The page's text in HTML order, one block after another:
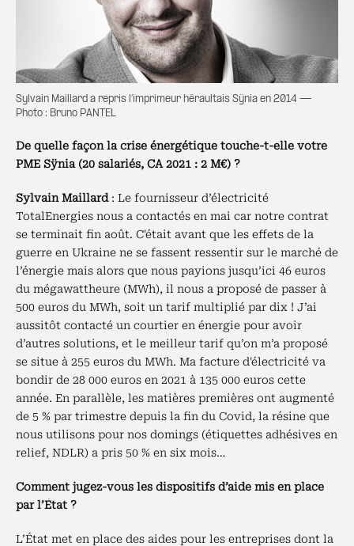
Sylvain Maillard a repris l’imprimeur héraultais Sÿnia en 2014 —
Photo : Bruno PANTEL
De quelle façon la crise énergétique touche-t-elle votre
PME Sÿnia (20 salariés, CA 2021 : 2 M€) ?
Sylvain Maillard : Le fournisseur d’électricité
TotalEnergies nous a contactés en mai car notre contrat
se terminait fin août. C'était avant que les effets de la
guerre en Ukraine ne se fassent ressentir sur le marché de
l’énergie mais alors que nous payions jusqu’ici 46 euros
du mégawattheure (MWh), il nous a proposé de passer à
500 euros du MWh, soit un tarif multiplié par dix ! J’ai
aussitôt contacté un courtier en énergie pour avoir
d’autres solutions, et le meilleur tarif qu’on m’a proposé
se situe à 255 euros du MWh. Ma facture d'électricité va
bondir de 28 000 euros en 2021 à 135 000 euros cette
année. En parallèle, les matières premières ont augmenté
de 5 % par trimestre depuis la fin du Covid, la résine que
nous utilisons pour nos domings (étiquettes adhésives en
relief, NDLR) a pris 50 % en six mois…
Comment jugez-vous les dispositifs d’aide mis en place
par l’État ?
L’État met en place des aides pour les entreprises dont la